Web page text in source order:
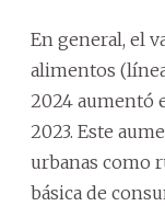
En general, el
alimentos
2024 aumentó
2023. Este
urbanas como
básica de